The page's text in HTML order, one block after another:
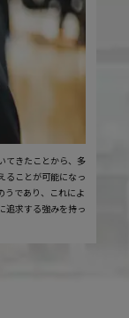
てきたことから、多
ることが可能になっ
うであり、これによ
追求する強みを持っ